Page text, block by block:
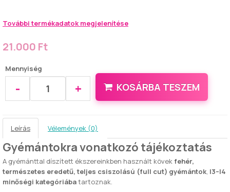
További termékadatok megjelenítése
21.000 Ft
Mennyiség
- + KOSÁRBA TESZEM
Leírás Vélemények (0)
Gyémántokra vonatkozó tájékoztatás
A gyémánttal díszített ékszereinkben használt kövekfehér,
természetes eredetű, teljes csiszolású (full cut) gyémántok, I3–I4
minőségi kategóriábatartoznak.